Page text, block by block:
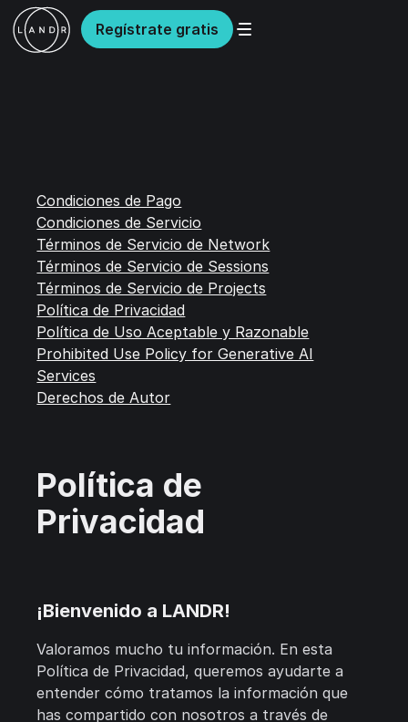
Regístrate gratis
Condiciones de Pago
Condiciones de Servicio
Términos de Servicio de Network
Términos de Servicio de Sessions
Términos de Servicio de Projects
Política de Privacidad
Política de Uso Aceptable y Razonable
Prohibited Use Policy for Generative AI
Services
Derechos de Autor
Política de
Privacidad
¡Bienvenido a LANDR!
Valoramos mucho tu información. En esta
Política de Privacidad, queremos ayudarte a
entender cómo tratamos la información que
has compartido con nosotros a través de